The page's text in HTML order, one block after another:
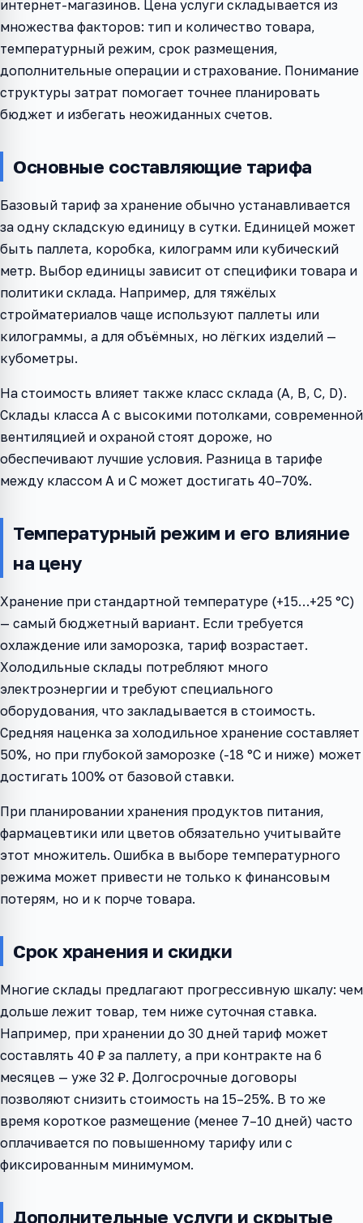
интернет-магазинов. Цена услуги складывается из
множества факторов: тип и количество товара,
температурный режим, срок размещения,
дополнительные операции и страхование. Понимание
структуры затрат помогает точнее планировать
бюджет и избегать неожиданных счетов.
Основные составляющие тарифа
Базовый тариф за хранение обычно устанавливается
за одну складскую единицу в сутки. Единицей может
быть паллета, коробка, килограмм или кубический
метр. Выбор единицы зависит от специфики товара и
политики склада. Например, для тяжёлых
стройматериалов чаще используют паллеты или
килограммы, а для объёмных, но лёгких изделий —
кубометры.
На стоимость влияет также класс склада (A, B, C, D).
Склады класса A с высокими потолками, современной
вентиляцией и охраной стоят дороже, но
обеспечивают лучшие условия. Разница в тарифе
между классом A и C может достигать 40–70%.
Температурный режим и его влияние
на цену
Хранение при стандартной температуре (+15…+25 °C)
— самый бюджетный вариант. Если требуется
охлаждение или заморозка, тариф возрастает.
Холодильные склады потребляют много
электроэнергии и требуют специального
оборудования, что закладывается в стоимость.
Средняя наценка за холодильное хранение составляет
50%, но при глубокой заморозке (-18 °C и ниже) может
достигать 100% от базовой ставки.
При планировании хранения продуктов питания,
фармацевтики или цветов обязательно учитывайте
этот множитель. Ошибка в выборе температурного
режима может привести не только к финансовым
потерям, но и к порче товара.
Срок хранения и скидки
Многие склады предлагают прогрессивную шкалу: чем
дольше лежит товар, тем ниже суточная ставка.
Например, при хранении до 30 дней тариф может
составлять 40 ₽ за паллету, а при контракте на 6
месяцев — уже 32 ₽. Долгосрочные договоры
позволяют снизить стоимость на 15–25%. В то же
время короткое размещение (менее 7–10 дней) часто
оплачивается по повышенному тарифу или с
фиксированным минимумом.
Дополнительные услуги и скрытые